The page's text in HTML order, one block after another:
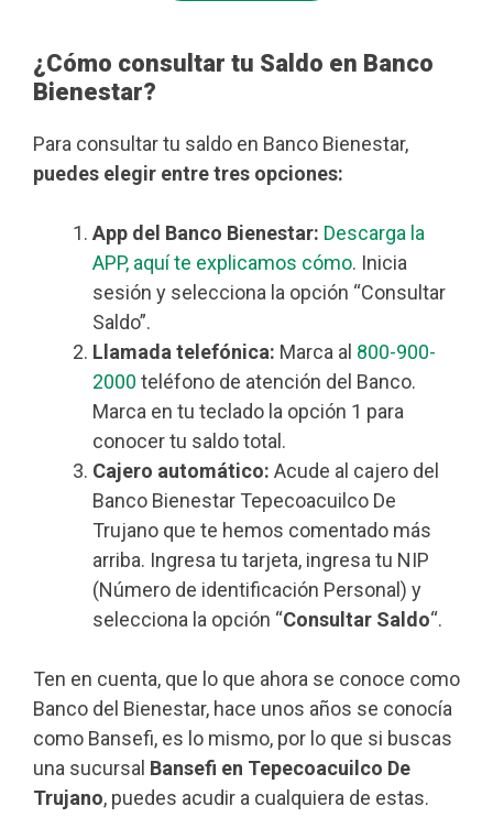
¿Cómo consultar tu Saldo en Banco
Bienestar?
Para consultar tu saldo en Banco Bienestar,
puedes elegir entre tres opciones:
App del Banco Bienestar: Descarga la
APP, aquí te explicamos cómo. Inicia
sesión y selecciona la opción “Consultar
Saldo”.
Llamada telefónica: Marca al 800-900-
2000 teléfono de atención del Banco.
Marca en tu teclado la opción 1 para
conocer tu saldo total.
Cajero automático: Acude al cajero del
Banco Bienestar Tepecoacuilco De
Trujano que te hemos comentado más
arriba. Ingresa tu tarjeta, ingresa tu NIP
(Número de identificación Personal) y
selecciona la opción “Consultar Saldo“.
Ten en cuenta, que lo que ahora se conoce como
Banco del Bienestar, hace unos años se conocía
como Bansefi, es lo mismo, por lo que si buscas
una sucursal Bansefi en Tepecoacuilco De
Trujano, puedes acudir a cualquiera de estas.